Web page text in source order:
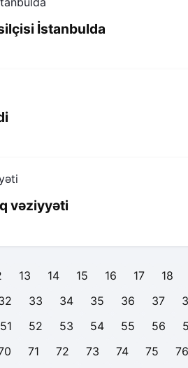
İstanbulda
vəziyyəti
13 14 15 16 17 18
33 34 35 36 37
51 52 53 54 55 56
71 72 73 74 75 76